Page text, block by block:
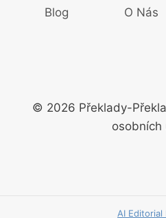
Blog O Nás
© 2026 Překlady-
osobních
AI Editorial